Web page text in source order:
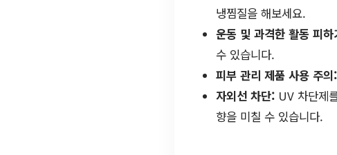
냉찜질을 해보세요.
운동 및 과격한 활동 피하
수 있습니다.
피부 관리 제품 사용 주의:
자외선 차단: UV 차단제
향을 미칠 수 있습니다.